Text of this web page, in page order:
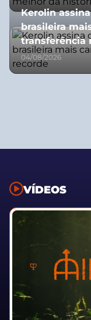
Kerolin
brasileira
transferência
04/08/2026
VÍDEOS